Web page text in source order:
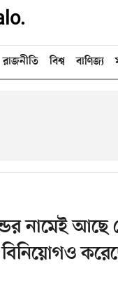
রাজনীতি বিশ্ব বাণিজ্য
নামেই আছে